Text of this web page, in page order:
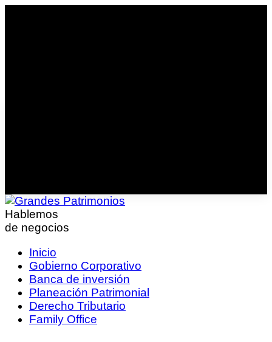
Hablemos
de negocios
Inicio
Gobierno Corporativo
Banca de inversión
Planeación Patrimonial
Derecho Tributario
Family Office